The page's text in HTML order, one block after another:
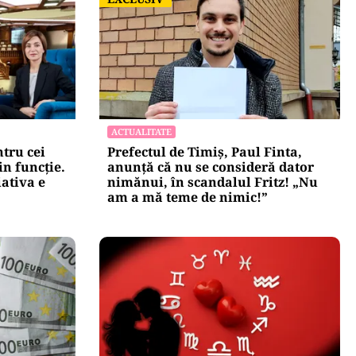
cei
funcție.
e
ACTUALITATE
Prefectul de Timiș, Paul Finta,
anunță că nu se consideră dator
nimănui, în scandalul Fritz! „Nu
am a mă teme de nimic!”